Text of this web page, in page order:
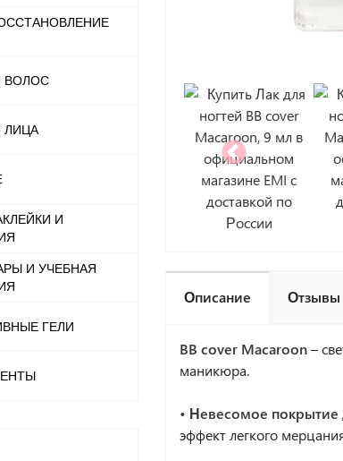
Описание Отзывы
BB cover Macaroon–
маникюра.
• Невесомое покрытие
эффект легкого
ВОЛОС
ЛИЦА
И
И УЧЕБНАЯ
ГЕЛИ